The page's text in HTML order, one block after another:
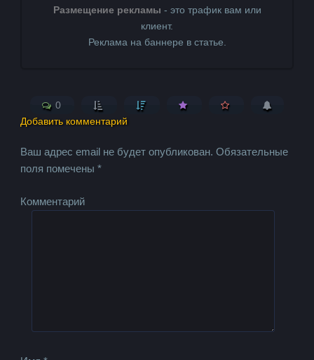
Размещение рекламы - это трафик вам или
клиент.
Реклама на баннере в статье.
0
Добавить комментарий
Ваш адрес email не будет опубликован. Обязательные
поля помечены*
Комментарий